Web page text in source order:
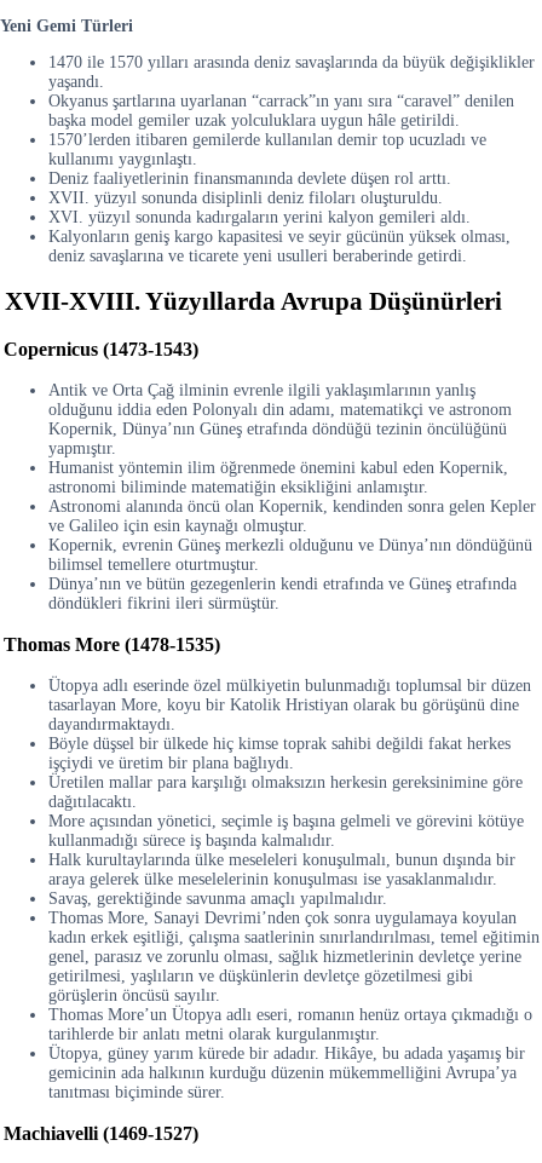
Yeni Gemi Türleri
1470 ile 1570 yılları arasında deniz savaşlarında da büyük değişiklikler
yaşandı.
Okyanus şartlarına uyarlanan “carrack”ın yanı sıra “caravel” denilen
başka model gemiler uzak yolculuklara uygun hâle getirildi.
1570’lerden itibaren gemilerde kullanılan demir top ucuzladı ve
kullanımı yaygınlaştı.
Deniz faaliyetlerinin finansmanında devlete düşen rol arttı.
XVII. yüzyıl sonunda disiplinli deniz filoları oluşturuldu.
XVI. yüzyıl sonunda kadırgaların yerini kalyon gemileri aldı.
Kalyonların geniş kargo kapasitesi ve seyir gücünün yüksek olması,
deniz savaşlarına ve ticarete yeni usulleri beraberinde getirdi.
XVII-XVIII. Yüzyıllarda Avrupa Düşünürleri
Copernicus (1473-1543)
Antik ve Orta Çağ ilminin evrenle ilgili yaklaşımlarının yanlış
olduğunu iddia eden Polonyalı din adamı, matematikçi ve astronom
Kopernik, Dünya’nın Güneş etrafında döndüğü tezinin öncülüğünü
yapmıştır.
Humanist yöntemin ilim öğrenmede önemini kabul eden Kopernik,
astronomi biliminde matematiğin eksikliğini anlamıştır.
Astronomi alanında öncü olan Kopernik, kendinden sonra gelen Kepler
ve Galileo için esin kaynağı olmuştur.
Kopernik, evrenin Güneş merkezli olduğunu ve Dünya’nın döndüğünü
bilimsel temellere oturtmuştur.
Dünya’nın ve bütün gezegenlerin kendi etrafında ve Güneş etrafında
döndükleri fikrini ileri sürmüştür.
Thomas More (1478-1535)
Ütopya adlı eserinde özel mülkiyetin bulunmadığı toplumsal bir düzen
tasarlayan More, koyu bir Katolik Hristiyan olarak bu görüşünü dine
dayandırmaktaydı.
Böyle düşsel bir ülkede hiç kimse toprak sahibi değildi fakat herkes
işçiydi ve üretim bir plana bağlıydı.
Üretilen mallar para karşılığı olmaksızın herkesin gereksinimine göre
dağıtılacaktı.
More açısından yönetici, seçimle iş başına gelmeli ve görevini kötüye
kullanmadığı sürece iş başında kalmalıdır.
Halk kurultaylarında ülke meseleleri konuşulmalı, bunun dışında bir
araya gelerek ülke meselelerinin konuşulması ise yasaklanmalıdır.
Savaş, gerektiğinde savunma amaçlı yapılmalıdır.
Thomas More, Sanayi Devrimi’nden çok sonra uygulamaya koyulan
kadın erkek eşitliği, çalışma saatlerinin sınırlandırılması, temel eğitimin
genel, parasız ve zorunlu olması, sağlık hizmetlerinin devletçe yerine
getirilmesi, yaşlıların ve düşkünlerin devletçe gözetilmesi gibi
görüşlerin öncüsü sayılır.
Thomas More’un Ütopya adlı eseri, romanın henüz ortaya çıkmadığı o
tarihlerde bir anlatı metni olarak kurgulanmıştır.
Ütopya, güney yarım kürede bir adadır. Hikâye, bu adada yaşamış bir
gemicinin ada halkının kurduğu düzenin mükemmelliğini Avrupa’ya
tanıtması biçiminde sürer.
Machiavelli (1469-1527)